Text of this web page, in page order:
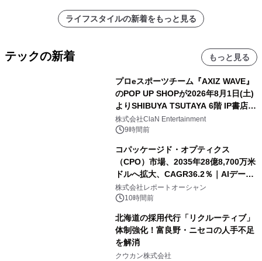
ライフスタイルの新着をもっと見る
テックの新着 もっと見る
プロeスポーツチーム『AXIZ WAVE』
のPOP UP SHOPが2026年8月1日(土)
よりSHIBUYA TSUTAYA 6階 IP書店で
開催決定！！
株式会社ClaN Entertainment
9時間前
コパッケージド・オプティクス
（CPO）市場、2035年28億8,700万米
ドルへ拡大、CAGR36.2％｜AIデータ
センター・高速光通信需要が成長を加
速
株式会社レポートオーシャン
10時間前
北海道の採用代行「リクルーティブ」
体制強化！富良野・ニセコの人手不足
を解消
クウカン株式会社